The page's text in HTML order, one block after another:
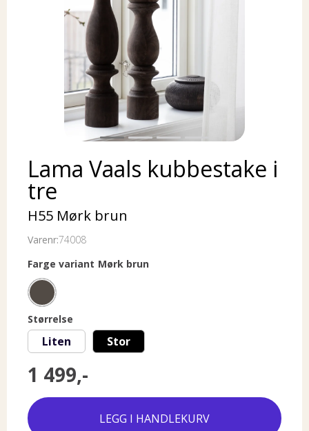
Lama Vaals kubbestake i
tre
H55 Mørk brun
Varenr:74008
Farge variant Mørk brun
Størrelse
Liten Stor
1 499,-